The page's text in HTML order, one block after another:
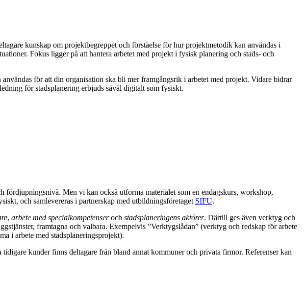
kunskap om projektbegreppet och förståelse för hur projektmetodik kan användas i
Fokus ligger på att hantera arbetet med projekt i fysisk planering och stads- och
för att din organisation ska bli mer framgångsrik i arbetet med projekt. Vidare bidrar
för stadsplanering erbjuds såväl digitalt som fysiskt.
fördjupningsnivå. Men vi kan också utforma materialet som en endagskurs, workshop,
och samlevereras i partnerskap med utbildningsföretaget SIFU.
, arbete med specialkompetenseroch stadsplaneringens aktörer. Därtill ges även verktyg och
framtagna och valbara. Exempelvis ”Verktygslådan” (verktyg och redskap för arbete
i arbete med stadsplaneringsprojekt).
kunder finns deltagare från bland annat kommuner och privata firmor. Referenser kan